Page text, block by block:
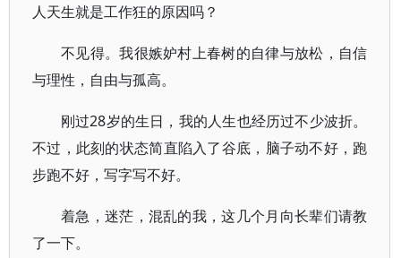
人天生就是工作狂的原因吗？
不见得。我很嫉妒村上春树的自律与放松，自信
与理性，自由与孤高。
刚过28岁的生日，我的人生也经历过不少波折。
不过，此刻的状态简直陷入了谷底，脑子动不好，跑
步跑不好，写字写不好。
着急，迷茫，混乱的我，这几个月向长辈们请教
了一下。